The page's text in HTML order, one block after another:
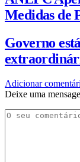
Medidas de
Governo
Adicionar
Deixe uma